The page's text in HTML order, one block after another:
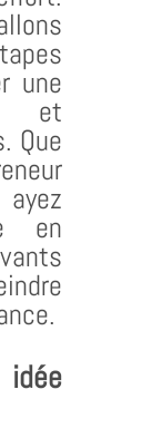
une
et
Que
en